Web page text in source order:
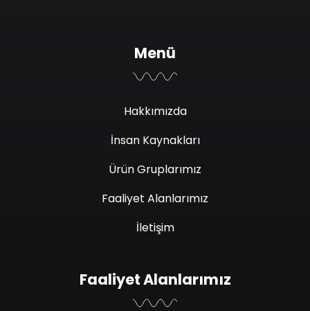
Menü
Hakkımızda
İnsan Kaynakları
Ürün Gruplarımız
Faaliyet Alanlarımız
İletişim
Faaliyet Alanlarımız